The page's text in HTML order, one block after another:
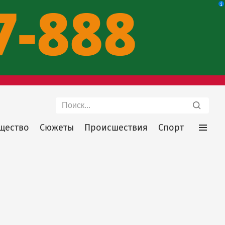
Поиск
Сюжеты Происшествия Спорт